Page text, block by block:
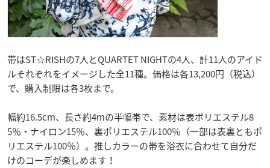
帯はST☆RISHの7人とQUARTET NIGHTの4人、計11人のアイド
ルそれぞれをイメージした全11種。価格は各13,200円（税込）
で、購入制限は各3枚まで。
幅約16.5cm、長さ約4mの半幅帯で、素材は表ポリエステル8
5％・ナイロン15％、裏ポリエステル100％（一部は表裏ともポ
リエステル100％）。推しカラーの帯を浴衣に合わせて自分だ
けのコーデが楽しめます！